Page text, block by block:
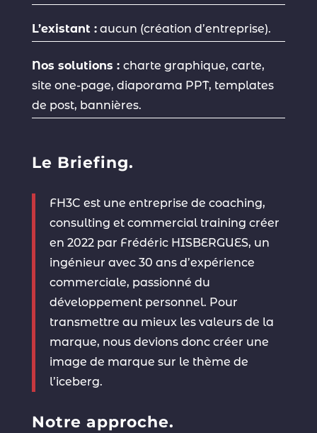
L’existant : aucun (création d’entreprise).
Nos solutions : charte graphique, carte,
site one-page, diaporama PPT, templates
de post, bannières.
Le Briefing.
FH3C est une entreprise de coaching,
consulting et commercial training créer
en 2022 par Frédéric HISBERGUES, un
ingénieur avec 30 ans d’expérience
commerciale, passionné du
développement personnel. Pour
transmettre au mieux les valeurs de la
marque, nous devions donc créer une
image de marque sur le thème de
l’iceberg.
Notre approche.